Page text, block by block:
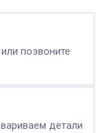
позвоните
детали